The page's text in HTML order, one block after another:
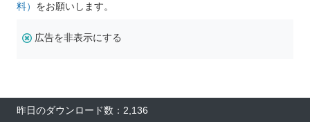
料） をお願いします。
広告を非表示にする
昨日のダウンロード数：2,136